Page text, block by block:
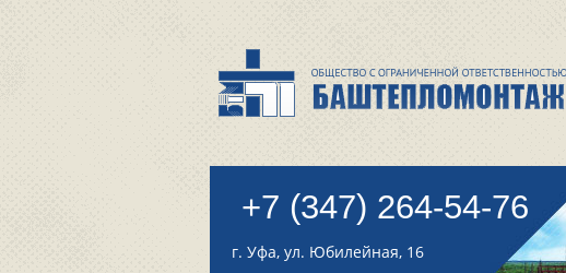
+7 (347) 264-54-76
г. Уфа, ул. Юбилейная, 16